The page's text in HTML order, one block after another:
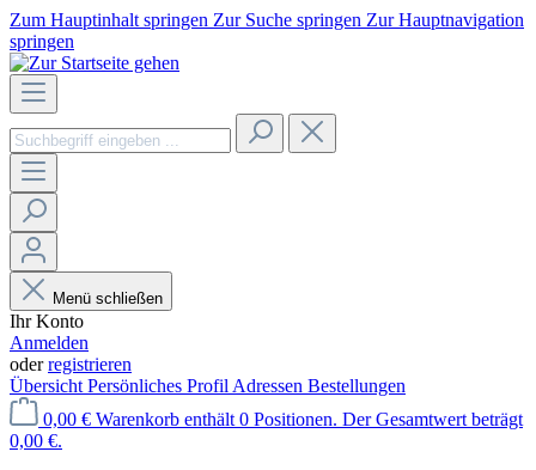
Zum Hauptinhalt springen Zur Suche springen Zur Hauptnavigation
springen
Menü schließen
Ihr Konto
Anmelden
oderregistrieren
Übersicht Persönliches Profil Adressen Bestellungen
0,00 € Warenkorb enthält 0 Positionen. Der Gesamtwert beträgt
0,00 €.